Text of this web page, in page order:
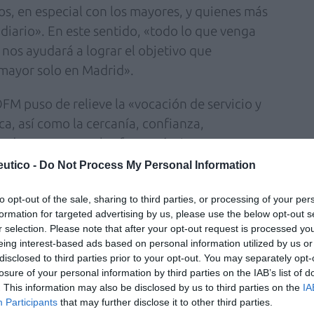
- Do Not Process My Personal Information
opt-out of the sale, sharing to third parties, or processing of your
for targeted advertising by us, please use the below opt-out
selection. Please note that after your opt-out request is processed
interest-based ads based on personal information utilized by us
to third parties prior to your opt-out. You may separately
of your personal information by third parties on the IAB’s list of
This information may also be disclosed by us to third parties on the
Participants that may further disclose it to other third parties.
en especial con los mayores, y quienes más
En este sentido, «todo lo que venga
ayudará a lograr el objetivo que
solo en Madrid».
puso de relieve la «vocación de servicio y
así como la cercanía, confianza,
que prestan los farmacéuticos a
«Los profesionales sanitarios de las
Martínez del Peral– somos el resorte
estamos las 24 horas disponibles para
y polimedicada que vive, además, el
compromete a una campaña de difusión e
entre sus colegiados, con el